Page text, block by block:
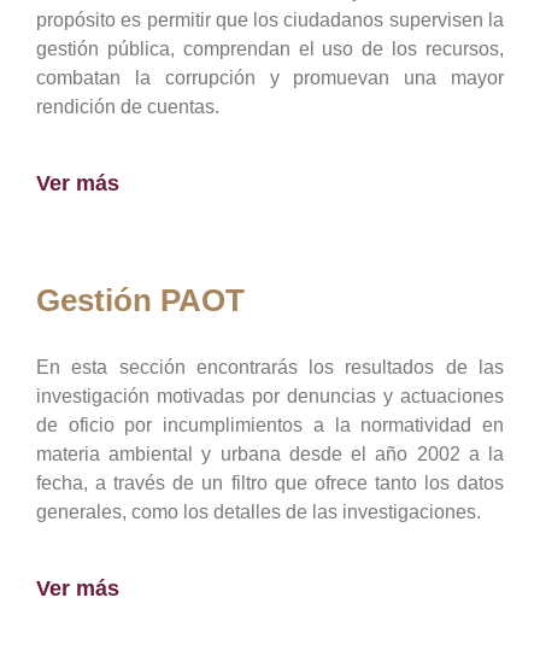
propósito es permitir que los ciudadanos supervisen la
gestión pública, comprendan el uso de los recursos,
combatan la corrupción y promuevan una mayor
rendición de cuentas.
Ver más
Gestión PAOT
En esta sección encontrarás los resultados de las
investigación motivadas por denuncias y actuaciones
de oficio por incumplimientos a la normatividad en
materia ambiental y urbana desde el año 2002 a la
fecha, a través de un filtro que ofrece tanto los datos
generales, como los detalles de las investigaciones.
Ver más